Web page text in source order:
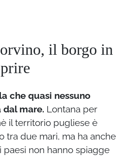
il borgo in
che quasi nessuno
dal mare. Lontana per
il territorio pugliese è
tra due mari, ma ha anche
non hanno spiagge